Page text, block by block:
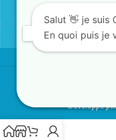
©SEDISHOME
Développé
Salut 👋 je suis
En quoi puis je